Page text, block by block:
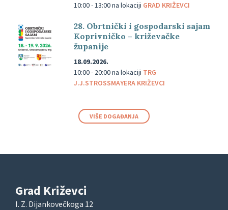
10:00 - 13:00na lokaciji GRAD KRIŽEVCI
28. Obrtnički i gospodarski sajam
Koprivničko – križevačke
županije
18.09.2026.
10:00 - 20:00na lokaciji TRG
J.J.STROSSMAYERA KRIŽEVCI
VIŠE DOGAĐANJA
Grad Križevci
I. Z. Dijankovečkoga 12